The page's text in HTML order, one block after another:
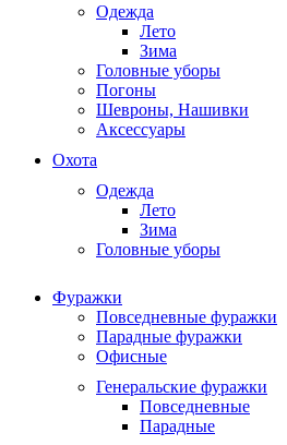
Одежда
Лето
Зима
Головные уборы
Погоны
Шевроны, Нашивки
Аксессуары
Охота
Одежда
Лето
Зима
Головные уборы
Фуражки
Повседневные фуражки
Парадные фуражки
Офисные
Генеральские фуражки
Повседневные
Парадные